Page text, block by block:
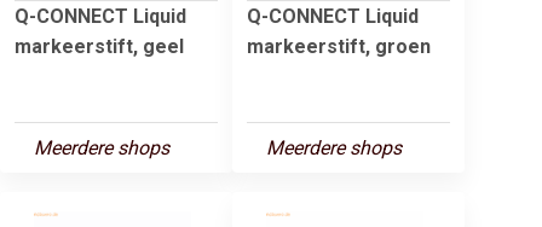
Q-CONNECT Liquid
markeerstift, geel
Meerdere shops
Q-CONNECT Liquid
markeerstift, groen
Meerdere shops